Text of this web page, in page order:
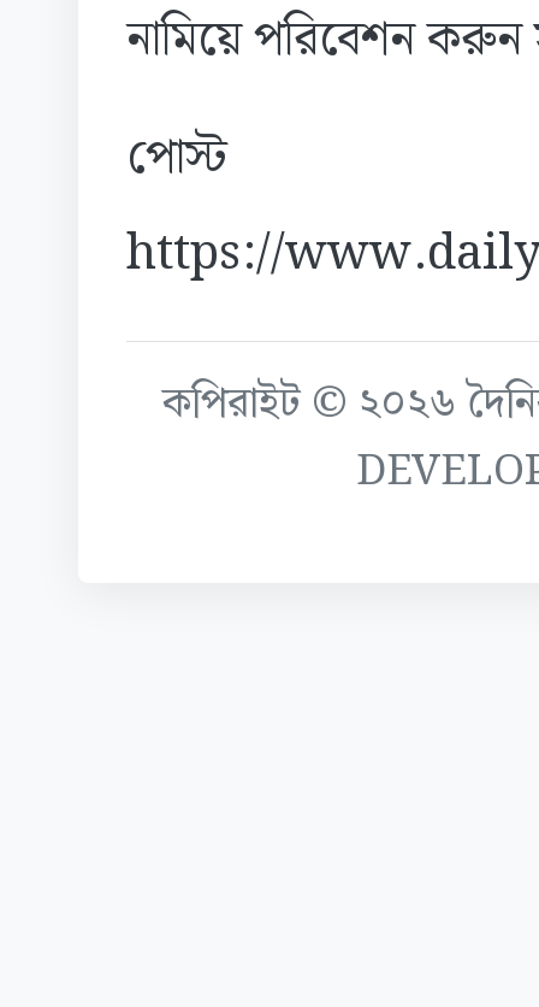
নামিয়ে পরিবেশন করুন
https://
কপিরাইট © ২০২৬